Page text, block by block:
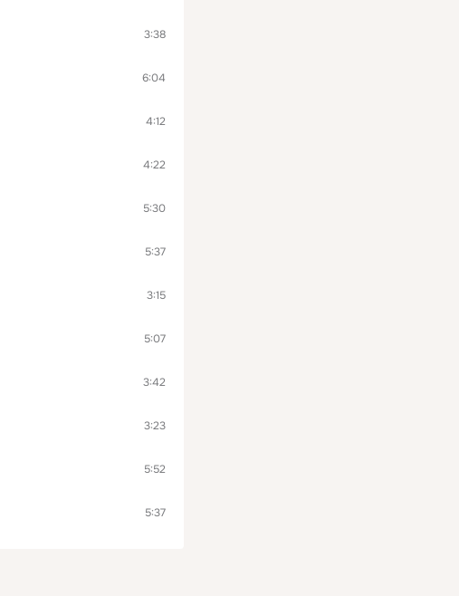
3:38
6:04
4:12
4:22
5:30
5:37
3:15
5:07
3:42
3:23
5:52
5:37